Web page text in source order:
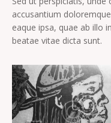
accusantium
eaque ipsa, quae ab illo
beatae vitae dicta sunt.